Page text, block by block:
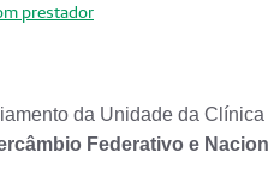
prestador
da Unidade da
Federativo e